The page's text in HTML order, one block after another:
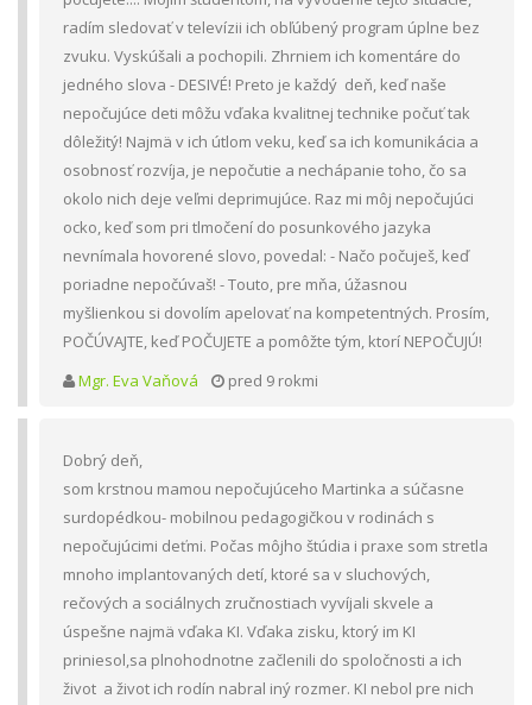
radím sledovať v televízii ich obľúbený program úplne bez
zvuku. Vyskúšali a pochopili. Zhrniem ich komentáre do
jedného slova - DESIVÉ! Preto je každý deň, keď naše
nepočujúce deti môžu vďaka kvalitnej technike počuť tak
dôležitý! Najmä v ich útlom veku, keď sa ich komunikácia a
osobnosť rozvíja, je nepočutie a nechápanie toho, čo sa
okolo nich deje veľmi deprimujúce. Raz mi môj nepočujúci
ocko, keď som pri tlmočení do posunkového jazyka
nevnímala hovorené slovo, povedal: - Načo počuješ, keď
poriadne nepočúvaš! - Touto, pre mňa, úžasnou
myšlienkou si dovolím apelovať na kompetentných. Prosím,
POČÚVAJTE, keď POČUJETE a pomôžte tým, ktorí NEPOČUJÚ!
Mgr. Eva Vaňová
pred 9 rokmi
Dobrý deň,
som krstnou mamou nepočujúceho Martinka a súčasne
surdopédkou- mobilnou pedagogičkou v rodinách s
nepočujúcimi deťmi. Počas môjho štúdia i praxe som stretla
mnoho implantovaných detí, ktoré sa v sluchových,
rečových a sociálnych zručnostiach vyvíjali skvele a
úspešne najmä vďaka KI. Vďaka zisku, ktorý im KI
priniesol,sa plnohodnotne začlenili do spoločnosti a ich
život a život ich rodín nabral iný rozmer. KI nebol pre nich